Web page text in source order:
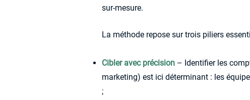
sur-mesure.
La méthode repose sur trois piliers
Cibler avec précision – Identifier les
marketing) est ici déterminant : les
;